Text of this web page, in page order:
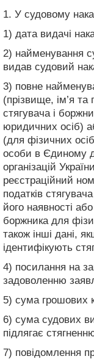
1. У судовому
1) дата видачі
2) найменування
видав судовий
3) повне
(прізвище, ім’я та
стягувача і
юридичних осіб)
(для фізичних
особи в Єдиному
організацій
реєстраційний
податків
його наявності
боржника для
також інші дані,
ідентифікують
4) посилання на
задоволенню
5) сума грошових
6) сума судових
підлягає
7) повідомлення